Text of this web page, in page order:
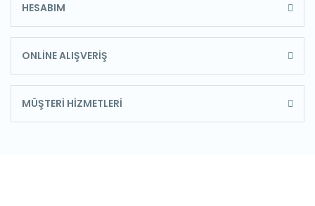
HESABIM
ONLİNE ALIŞVERİŞ
MÜŞTERİ HİZMETLERİ